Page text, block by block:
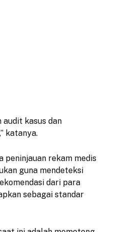
audit kasus dan
katanya.
peninjauan rekam medis
guna mendeteksi
dari para
sebagai standar